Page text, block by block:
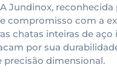
Jundinox, reconhecida
compromisso com a
chatas inteiras de aço
por sua
precisão dimensional.